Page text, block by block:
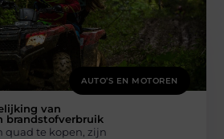
AUTO’S EN MOTOREN
van
brandstofverbruik
quad te kopen, zijn